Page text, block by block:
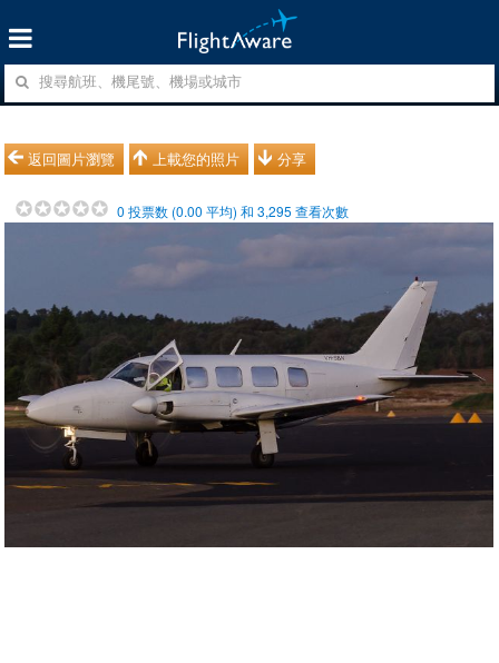
返回圖片瀏覽 上載您的照片 分享
0 投票数 (0.00 平均) 和3,295 查看次數